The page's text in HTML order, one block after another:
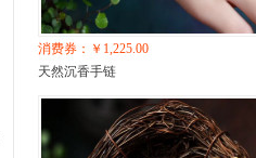
消费券：￥1,225.00
天然沉香手链